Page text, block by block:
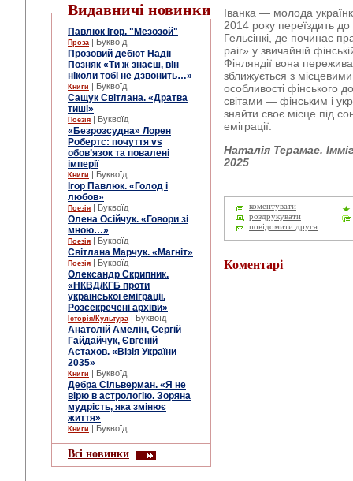
Видавничі новинки
Павлюк Ігор. "Мезозой"
Проза | Буквоїд
Прозовий дебют Надії
Позняк «Ти ж знаєш, він
ніколи тобі не дзвонить…»
Книги | Буквоїд
Сащук Світлана. «Дратва
тиші»
Поезія | Буквоїд
«Безрозсудна» Лорен
Робертс: почуття vs
обов’язок та повалені
імперії
Книги | Буквоїд
Ігор Павлюк. «Голод і
любов»
Поезія | Буквоїд
Олена Осійчук. «Говори зі
мною…»
Поезія | Буквоїд
Світлана Марчук. «Магніт»
Поезія | Буквоїд
Олександр Скрипник.
«НКВД/КГБ проти
української еміграції.
Розсекречені архіви»
Історія/Культура | Буквоїд
Анатолій Амелін, Сергій
Гайдайчук, Євгеній
Астахов. «Візія України
2035»
Книги | Буквоїд
Дебра Сільверман. «Я не
вірю в астрологію. Зоряна
мудрість, яка змінює
життя»
Книги | Буквоїд
Всі новинки
Іванка — молода
2014 року переїздить
Гельсінкі, де починає
pair» у звичайній
Фінляндії вона
зближується з
особливості фінського
світами — фінським і
знайти своє місце під
еміграції.
Наталія Терамае.
2025
коментувати
роздрукувати
повідомити друга
Коментарі